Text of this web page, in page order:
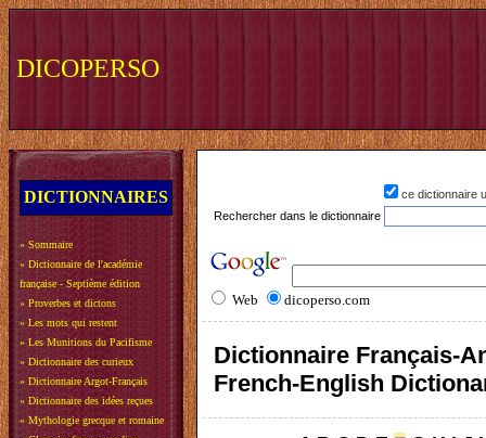
DICOPERSO
DICTIONNAIRES
» Sommaire
» Dictionnaire de l'académie
française - Septième édition
» Proverbes et dictons
» Les mots qui restent
» Les Munitions du Pacifisme
» Dictionnaire des curieux
» Dictionnaire Argot-Français
» Dictionnaire des idées reçues
» Mythologie grecque et romaine
ce dictionnaire
Rechercher dans le dictionnaire
Web dicoperso.com
Dictionnaire Français-
French-English